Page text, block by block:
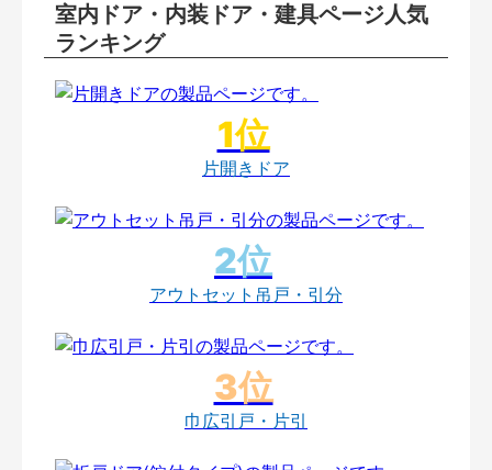
室内ドア・内装ドア・建具ページ人気
ランキング
片開きドア
アウトセット吊戸・引分
巾広引戸・片引